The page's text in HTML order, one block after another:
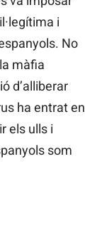
i
No
màfia
d’alliberar
ha entrat en
els ulls i
som